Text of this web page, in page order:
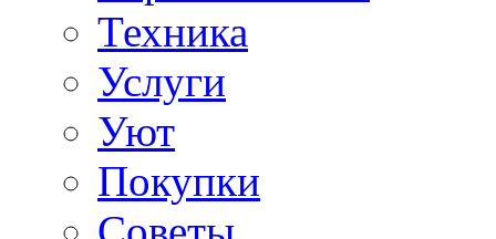
Техника
Услуги
Уют
Покупки